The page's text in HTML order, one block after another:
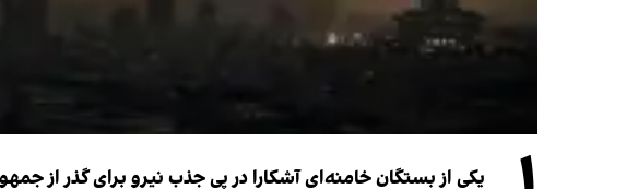
یکی از بستگان خامنه‌ای آشکارا در پی جذب نیرو برای گذر از